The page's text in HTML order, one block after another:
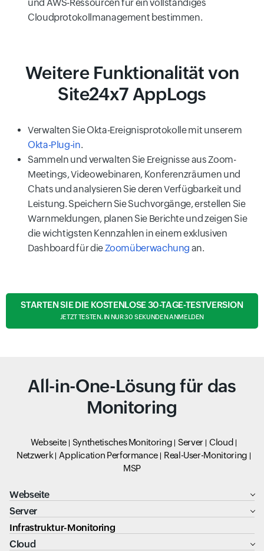
und AWS-Ressourcen für ein vollständiges
Cloudprotokollmanagement bestimmen.
Weitere Funktionalität von
Site24x7 AppLogs
Verwalten Sie Okta-Ereignisprotokolle mit unserem
Okta-Plug-in.
Sammeln und verwalten Sie Ereignisse aus Zoom-
Meetings, Videowebinaren, Konferenzräumen und
Chats und analysieren Sie deren Verfügbarkeit und
Leistung. Speichern Sie Suchvorgänge, erstellen Sie
Warnmeldungen, planen Sie Berichte und zeigen Sie
die wichtigsten Kennzahlen in einem exklusiven
Dashboard für dieZoomüberwachung an.
STARTEN SIE DIE KOSTENLOSE 30-TAGE-TESTVERSION
JETZT TESTEN, IN NUR 30 SEKUNDEN ANMELDEN
All-in-One-Lösung für das
Monitoring
Webseite Synthetisches Monitoring Server
Cloud
Netzwerk
Application Performance
Real-User-Monitoring
MSP
Webseite
Server
Infrastruktur-Monitoring
Cloud